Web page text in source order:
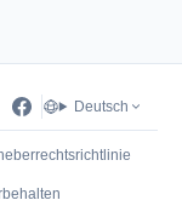
Deutsch
Tab)